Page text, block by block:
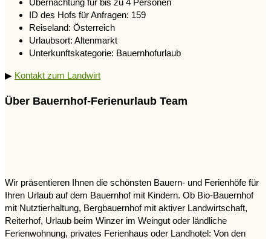
Übernachtung für bis zu 4 Personen
ID des Hofs für Anfragen: 159
Reiseland: Österreich
Urlaubsort: Altenmarkt
Unterkunftskategorie: Bauernhofurlaub
▶ Kontakt zum Landwirt
Über Bauernhof-Ferienurlaub Team
Wir präsentieren Ihnen die schönsten Bauern- und Ferienhöfe für
Ihren Urlaub auf dem Bauernhof mit Kindern. Ob Bio-Bauernhof
mit Nutztierhaltung, Bergbauernhof mit aktiver Landwirtschaft,
Reiterhof, Urlaub beim Winzer im Weingut oder ländliche
Ferienwohnung, privates Ferienhaus oder Landhotel: Von den